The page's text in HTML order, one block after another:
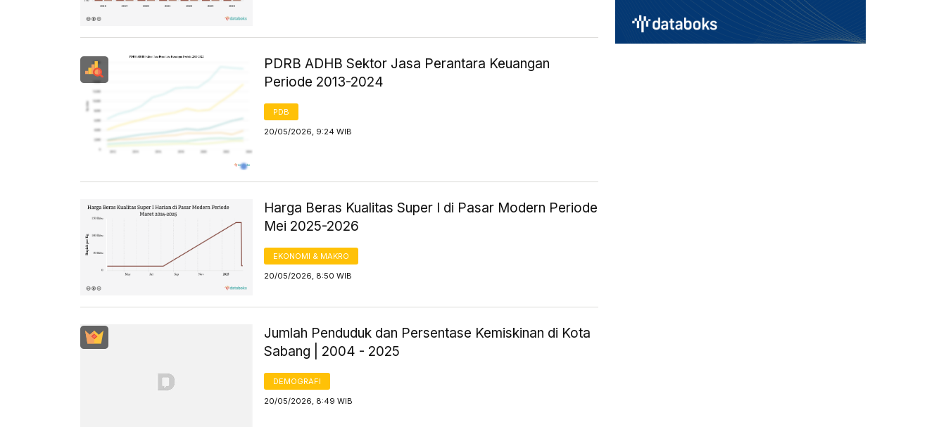
PDRB ADHB Sektor Jasa Perantara Keuangan
Periode 2013-2024
PDB
20/05/2026, 9:24 WIB
Harga Beras Kualitas Super I di Pasar Modern Periode
Mei 2025-2026
EKONOMI & MAKRO
20/05/2026, 8:50 WIB
Jumlah Penduduk dan Persentase Kemiskinan di Kota
Sabang | 2004 - 2025
DEMOGRAFI
20/05/2026, 8:49 WIB